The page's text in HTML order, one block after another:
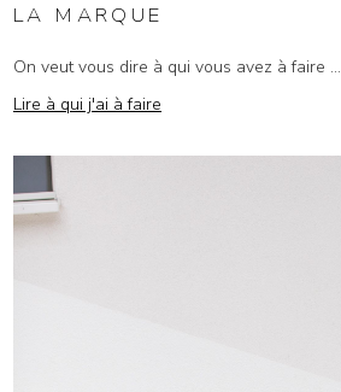
LA MARQUE
On veut vous dire à qui vous avez à faire ...
Lire à qui j'ai à faire